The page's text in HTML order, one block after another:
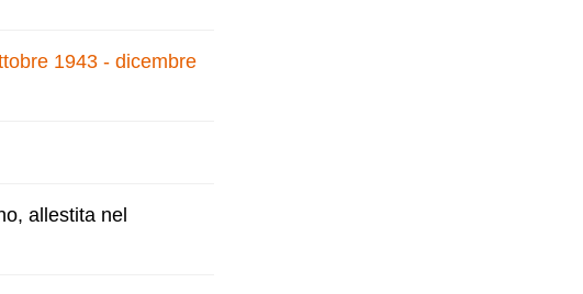
1943 - dicembre
allestita nel